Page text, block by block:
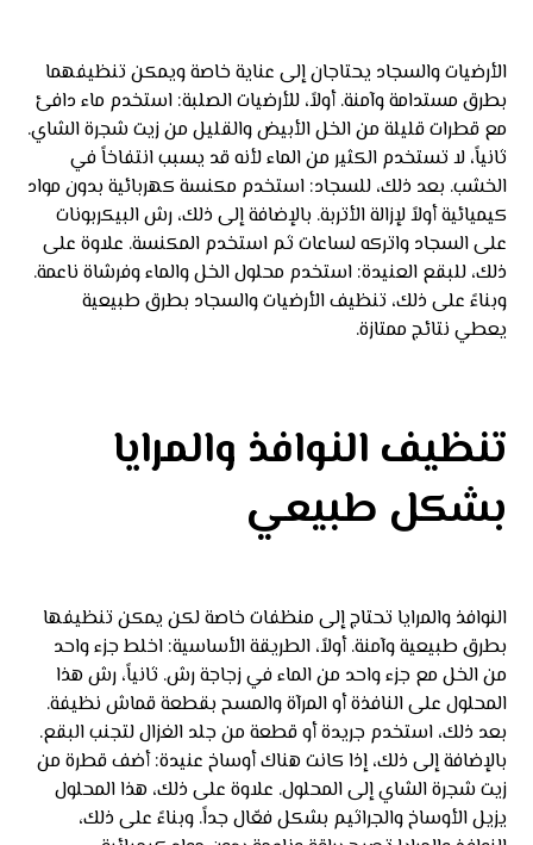
الأرضيات والسجاد يحتاجان إلى عناية خاصة ويمكن تنظيفهما
بطرق مستدامة وآمنة. أولاً، للأرضيات الصلبة: استخدم ماء دافئ
مع قطرات قليلة من الخل الأبيض والقليل من زيت شجرة الشاي.
ثانياً، لا تستخدم الكثير من الماء لأنه قد يسبب انتفاخاً في
الخشب. بعد ذلك، للسجاد: استخدم مكنسة كهربائية بدون مواد
كيميائية أولاً لإزالة الأتربة. بالإضافة إلى ذلك، رش البيكربونات
على السجاد واتركه لساعات ثم استخدم المكنسة. علاوة على
ذلك، للبقع العنيدة: استخدم محلول الخل والماء وفرشاة ناعمة.
وبناءً على ذلك، تنظيف الأرضيات والسجاد بطرق طبيعية
يعطي نتائج ممتازة.
تنظيف النوافذ والمرايا
بشكل طبيعي
النوافذ والمرايا تحتاج إلى منظفات خاصة لكن يمكن تنظيفها
بطرق طبيعية وآمنة. أولاً، الطريقة الأساسية: اخلط جزء واحد
من الخل مع جزء واحد من الماء في زجاجة رش. ثانياً، رش هذا
المحلول على النافذة أو المرآة والمسح بقطعة قماش نظيفة.
بعد ذلك، استخدم جريدة أو قطعة من جلد الغزال لتجنب البقع.
بالإضافة إلى ذلك، إذا كانت هناك أوساخ عنيدة: أضف قطرة من
زيت شجرة الشاي إلى المحلول. علاوة على ذلك، هذا المحلول
يزيل الأوساخ والجراثيم بشكل فعّال جداً. وبناءً على ذلك،